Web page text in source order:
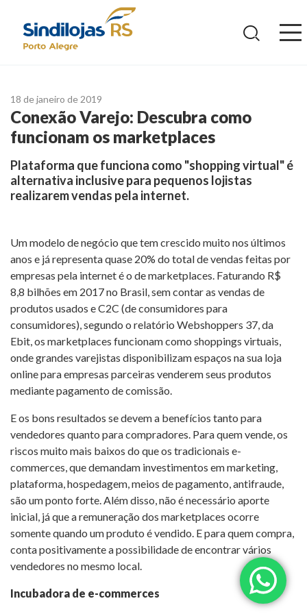
18 de janeiro de 2019
Conexão Varejo: Descubra como
funcionam os marketplaces
Plataforma que funciona como "shopping virtual" é
alternativa inclusive para pequenos lojistas
realizarem vendas pela internet.
Um modelo de negócio que tem crescido muito nos últimos
anos e já representa quase 20% do total de vendas feitas por
empresas pela internet é o de marketplaces. Faturando R$
8,8 bilhões em 2017 no Brasil, sem contar as vendas de
produtos usados e C2C (de consumidores para
consumidores), segundo o relatório Webshoppers 37, da
Ebit, os marketplaces funcionam como shoppings virtuais,
onde grandes varejistas disponibilizam espaços na sua loja
online para empresas parceiras venderem seus produtos
mediante pagamento de comissão.
E os bons resultados se devem a benefícios tanto para
vendedores quanto para compradores. Para quem vende, os
riscos muito mais baixos do que os tradicionais e-
commerces, que demandam investimentos em marketing,
plataforma, hospedagem, meios de pagamento, antifraude,
são um ponto forte. Além disso, não é necessário aporte
inicial, já que a remuneração dos marketplaces ocorre
somente quando um produto é vendido. E para quem compra,
conta positivamente a possibilidade de encontrar vários
vendedores no mesmo local.
Incubadora de e-commerces